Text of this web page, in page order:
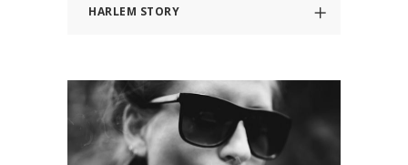
HARLEM STORY